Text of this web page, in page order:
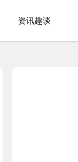
资讯趣谈